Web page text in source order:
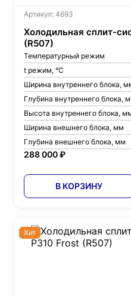
Артикул: 4693
Холодильная сплит-
(R507)
Температурный режим
t режим, °С
Ширина внутреннего блока,
Глубина внутреннего блока,
Высота внутреннего блока,
Ширина внешнего блока, мм
Глубина внешнего блока, мм
288 000 ₽
В КОРЗИНУ
Хит